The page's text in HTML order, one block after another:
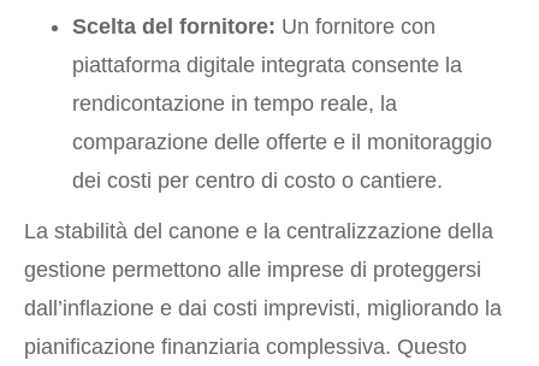
Scelta del fornitore: Un fornitore con
piattaforma digitale integrata consente la
rendicontazione in tempo reale, la
comparazione delle offerte e il monitoraggio
dei costi per centro di costo o cantiere.
La stabilità del canone e la centralizzazione della
gestione permettono alle imprese di proteggersi
dall’inflazione e dai costi imprevisti, migliorando la
pianificazione finanziaria complessiva. Questo